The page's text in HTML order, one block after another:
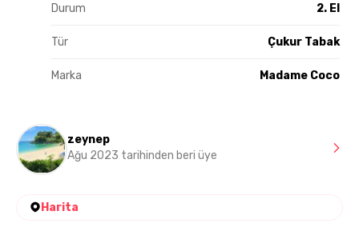
Durum 2. El
Tür Çukur Tabak
Marka Madame Coco
zeynep
Ağu 2023 tarihinden beri üye
Harita